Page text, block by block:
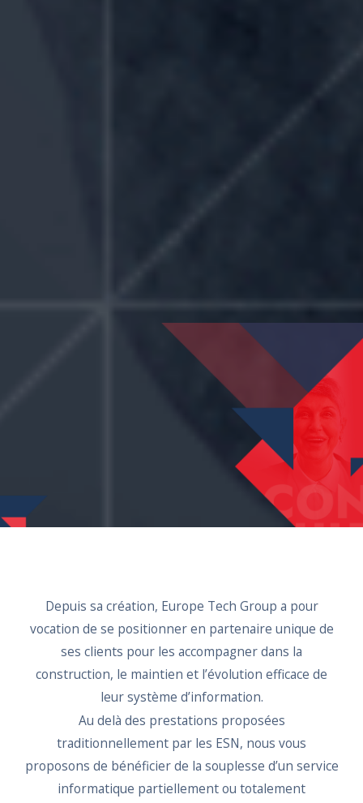
Depuis sa création, Europe Tech Group a pour
vocation de se positionner en partenaire unique de
ses clients pour les accompagner dans la
construction, le maintien et l’évolution efficace de
leur système d’information.
Au delà des prestations proposées
traditionnellement par les ESN, nous vous
proposons de bénéficier de la souplesse d’un service
informatique partiellement ou totalement